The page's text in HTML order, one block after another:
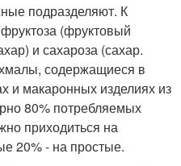
подразделяют. К
(фруктовый
и сахароза (сахар.
содержащиеся в
и макаронных изделиях из
80% потребляемых
приходиться на
20% - на простые.